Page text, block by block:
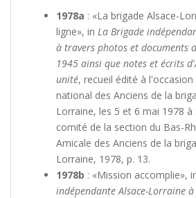
1978a : «La brigade Alsace-
ligne», in La Brigade
à travers photos et documents
1945 ainsi que notes et écrits
unité, recueil édité à l'occasion
national des Anciens de la
Lorraine, les 5 et 6 mai 1978 à
comité de la section du Bas-
Amicale des Anciens de la
Lorraine, 1978, p. 13.
1978b : «Mission accomplie»,
indépendante Alsace-Lorraine